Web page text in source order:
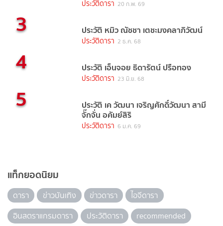
ประวัติดารา 20 ก.พ. 69
3 ประวัติ หมิว ณัชชา เตชะมงคลาภิวัฒน์
ประวัติดารา 2 ธ.ค. 68
4 ประวัติ เอ็นจอย ธิดารัตน์ ปรือทอง
ประวัติดารา 23 มิ.ย. 68
5 ประวัติ เค วัฒนา เจริญศักดิ์วัฒนา สามี
จั๊กจั่น อคัมย์สิริ
ประวัติดารา 6 ม.ค. 69
แท็กยอดนิยม
ดารา ข่าวบันเทิง ข่าวดารา
ไอจีดารา
อินสตราแกรมดารา
ประวัติดารา
recommended